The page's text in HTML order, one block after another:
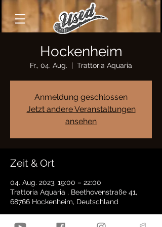
Hockenheim
Fr., 04. Aug.
  |
Trattoria Aquaria
Anmeldung geschlossen
Jetzt andere Veranstaltungen
ansehen
Zeit & Ort
04. Aug. 2023, 19:00 – 22:00
Trattoria Aquaria , Beethovenstraße 41,
68766 Hockenheim, Deutschland